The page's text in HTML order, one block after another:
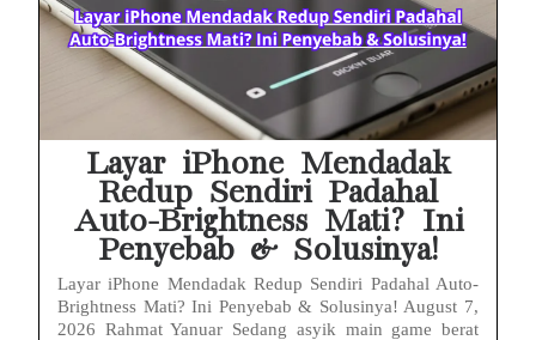
Layar iPhone Mendadak
Redup Sendiri Padahal
Auto-Brightness Mati? Ini
Penyebab & Solusinya!
Layar iPhone Mendadak Redup Sendiri Padahal Auto-
Brightness Mati? Ini Penyebab & Solusinya! August 7,
2026 Rahmat Yanuar Sedang asyik main game berat